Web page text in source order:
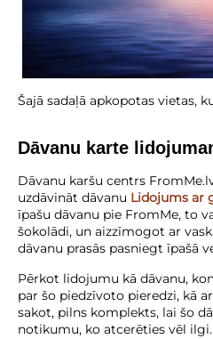
Šajā sadaļā apkopotas vietas,
Dāvanu karte
Dāvanu karšu centrs
uzdāvināt dāvanu Lidojums ar
īpašu dāvanu pie FromMe, to
šokolādi, un aizzīmogot ar
dāvanu prasās pasniegt īpašā
Pērkot lidojumu kā dāvanu,
par šo piedzīvoto pieredzi, kā
sakot, pilns komplekts, lai šo
notikumu, ko atcerēties vēl ilgi.